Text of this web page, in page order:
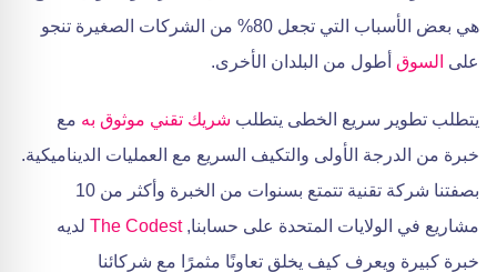
هي بعض الأسباب التي تجعل 80% من الشركات الصغيرة تنجو
على السوق أطول من البلدان الأخرى.
يتطلب تطوير سريع الخطى يتطلب شريك تقني موثوق به مع
خبرة من الدرجة الأولى والتكيف السريع مع العمليات الديناميكية.
بصفتنا شركة تقنية تتمتع بسنوات من الخبرة وأكثر من 10
مشاريع في الولايات المتحدة على حسابنا,The Codest لديه
خبرة كبيرة ويعرف كيف يخلق تعاونًا مثمرًا مع شركائنا